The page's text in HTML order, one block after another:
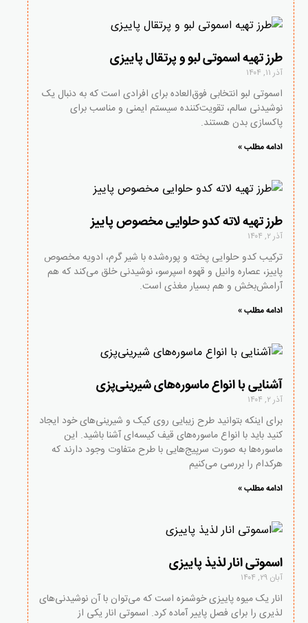
طرز تهیه اسموتی لبو و پرتقال پاییزی
آذر ۱۱, ۱۴۰۴
اسموتی لبو انتخابی فوق‌العاده برای افرادی است که به دنبال یک
نوشیدنی سالم، تقویت‌کننده سیستم ایمنی و مناسب برای
پاکسازی بدن هستند.
ادامه مطلب »
طرز تهیه لاته کدو حلوایی مخصوص پاییز
آذر ۲, ۱۴۰۴
ترکیب کدو حلوایی پخته و پوره‌شده با شیر گرم، ادویه مخصوص
پاییز، عصاره وانیل و قهوه اسپرسو، نوشیدنی‌ خلق می‌کند که هم
آرامش‌بخش و هم بسیار مغذی است.
ادامه مطلب »
آشنایی با انواع ماسوره‌های شیرینی‌پزی
آذر ۲, ۱۴۰۴
برای اینکه بتوانید طرح زیبایی روی کیک و شیرینی‌های خود ایجاد
کنید باید با انواع ماسوره‌های قیف کیسه‌ای آشنا باشید. این
ماسوره‌ها به صورت سرپیج‌هایی با طرح متفاوت وجود دارند که
هرکدام را بررسی می‌کنیم
ادامه مطلب »
اسموتی انار لذیذ پاییزی
آبان ۲۹, ۱۴۰۴
انار یک میوه پاییزی خوشمزه است که می‌توان با آن نوشیدنی‌های
لذیری را برای فصل پاییر آماده کرد. اسموتی انار یکی از